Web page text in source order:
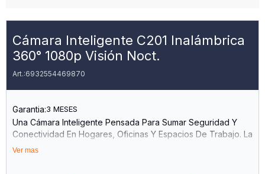
Cámara Inteligente C201 Inalámbrica
360° 1080p Visión Noct.
6932554469870
Garantia:3 MESES
Una Cámara Inteligente Pensada Para Sumar Seguridad Y
Conectividad En Hogares, Oficinas Y Espacios De Trabajo. La
C201 Combina Monitoreo Full Hd, Cobertura Panorámica Y
Ver mas